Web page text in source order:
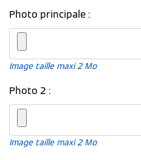
Photo principale :
Image taille maxi 2 Mo
Photo 2 :
Image taille maxi 2 Mo